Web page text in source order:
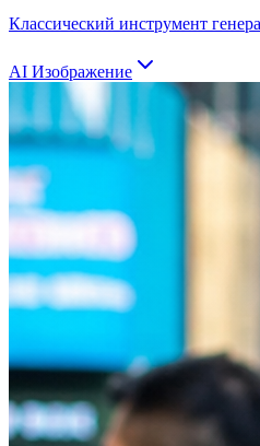
Классический инструмент
AI Изображение